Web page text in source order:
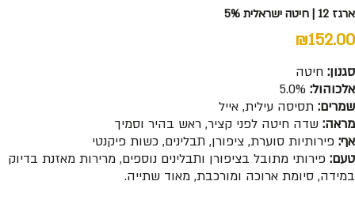
ארגז 12 | חיטה ישראלית 5%
₪152.00
סגנון: חיטה
אלכוהול:
שמרים: תסיסה עילית, אייל
מראה: שדה חיטה לפני קציר, ראש בהיר וסמיך
אף: פירותיות סוערת, ציפורן, תבלינים, כשות פיקנטי
טעם: פירותי מתובל בציפורן ותבלינים נוספים, מרירות מאזנת בדיוק
במידה, סיומת ארוכה ומורכבת, מאוד שתייה.